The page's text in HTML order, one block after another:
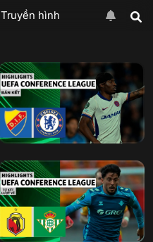
Truyền hình